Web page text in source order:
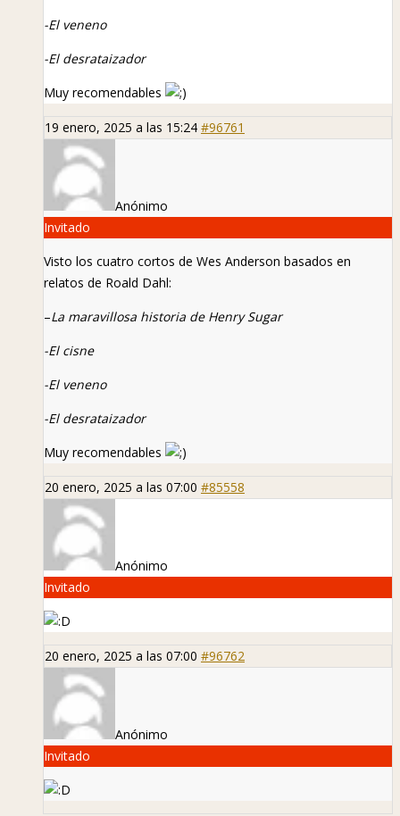
-El veneno
-El desrataizador
Muy recomendables
19 enero, 2025 a las 15:24 #96761
Anónimo
Invitado
Visto los cuatro cortos de Wes Anderson basados en
relatos de Roald Dahl:
–La maravillosa historia de Henry Sugar
-El cisne
-El veneno
-El desrataizador
Muy recomendables
20 enero, 2025 a las 07:00 #85558
Anónimo
Invitado
20 enero, 2025 a las 07:00 #96762
Anónimo
Invitado